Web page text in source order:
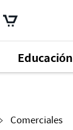
Educación
Fame
Comerciales